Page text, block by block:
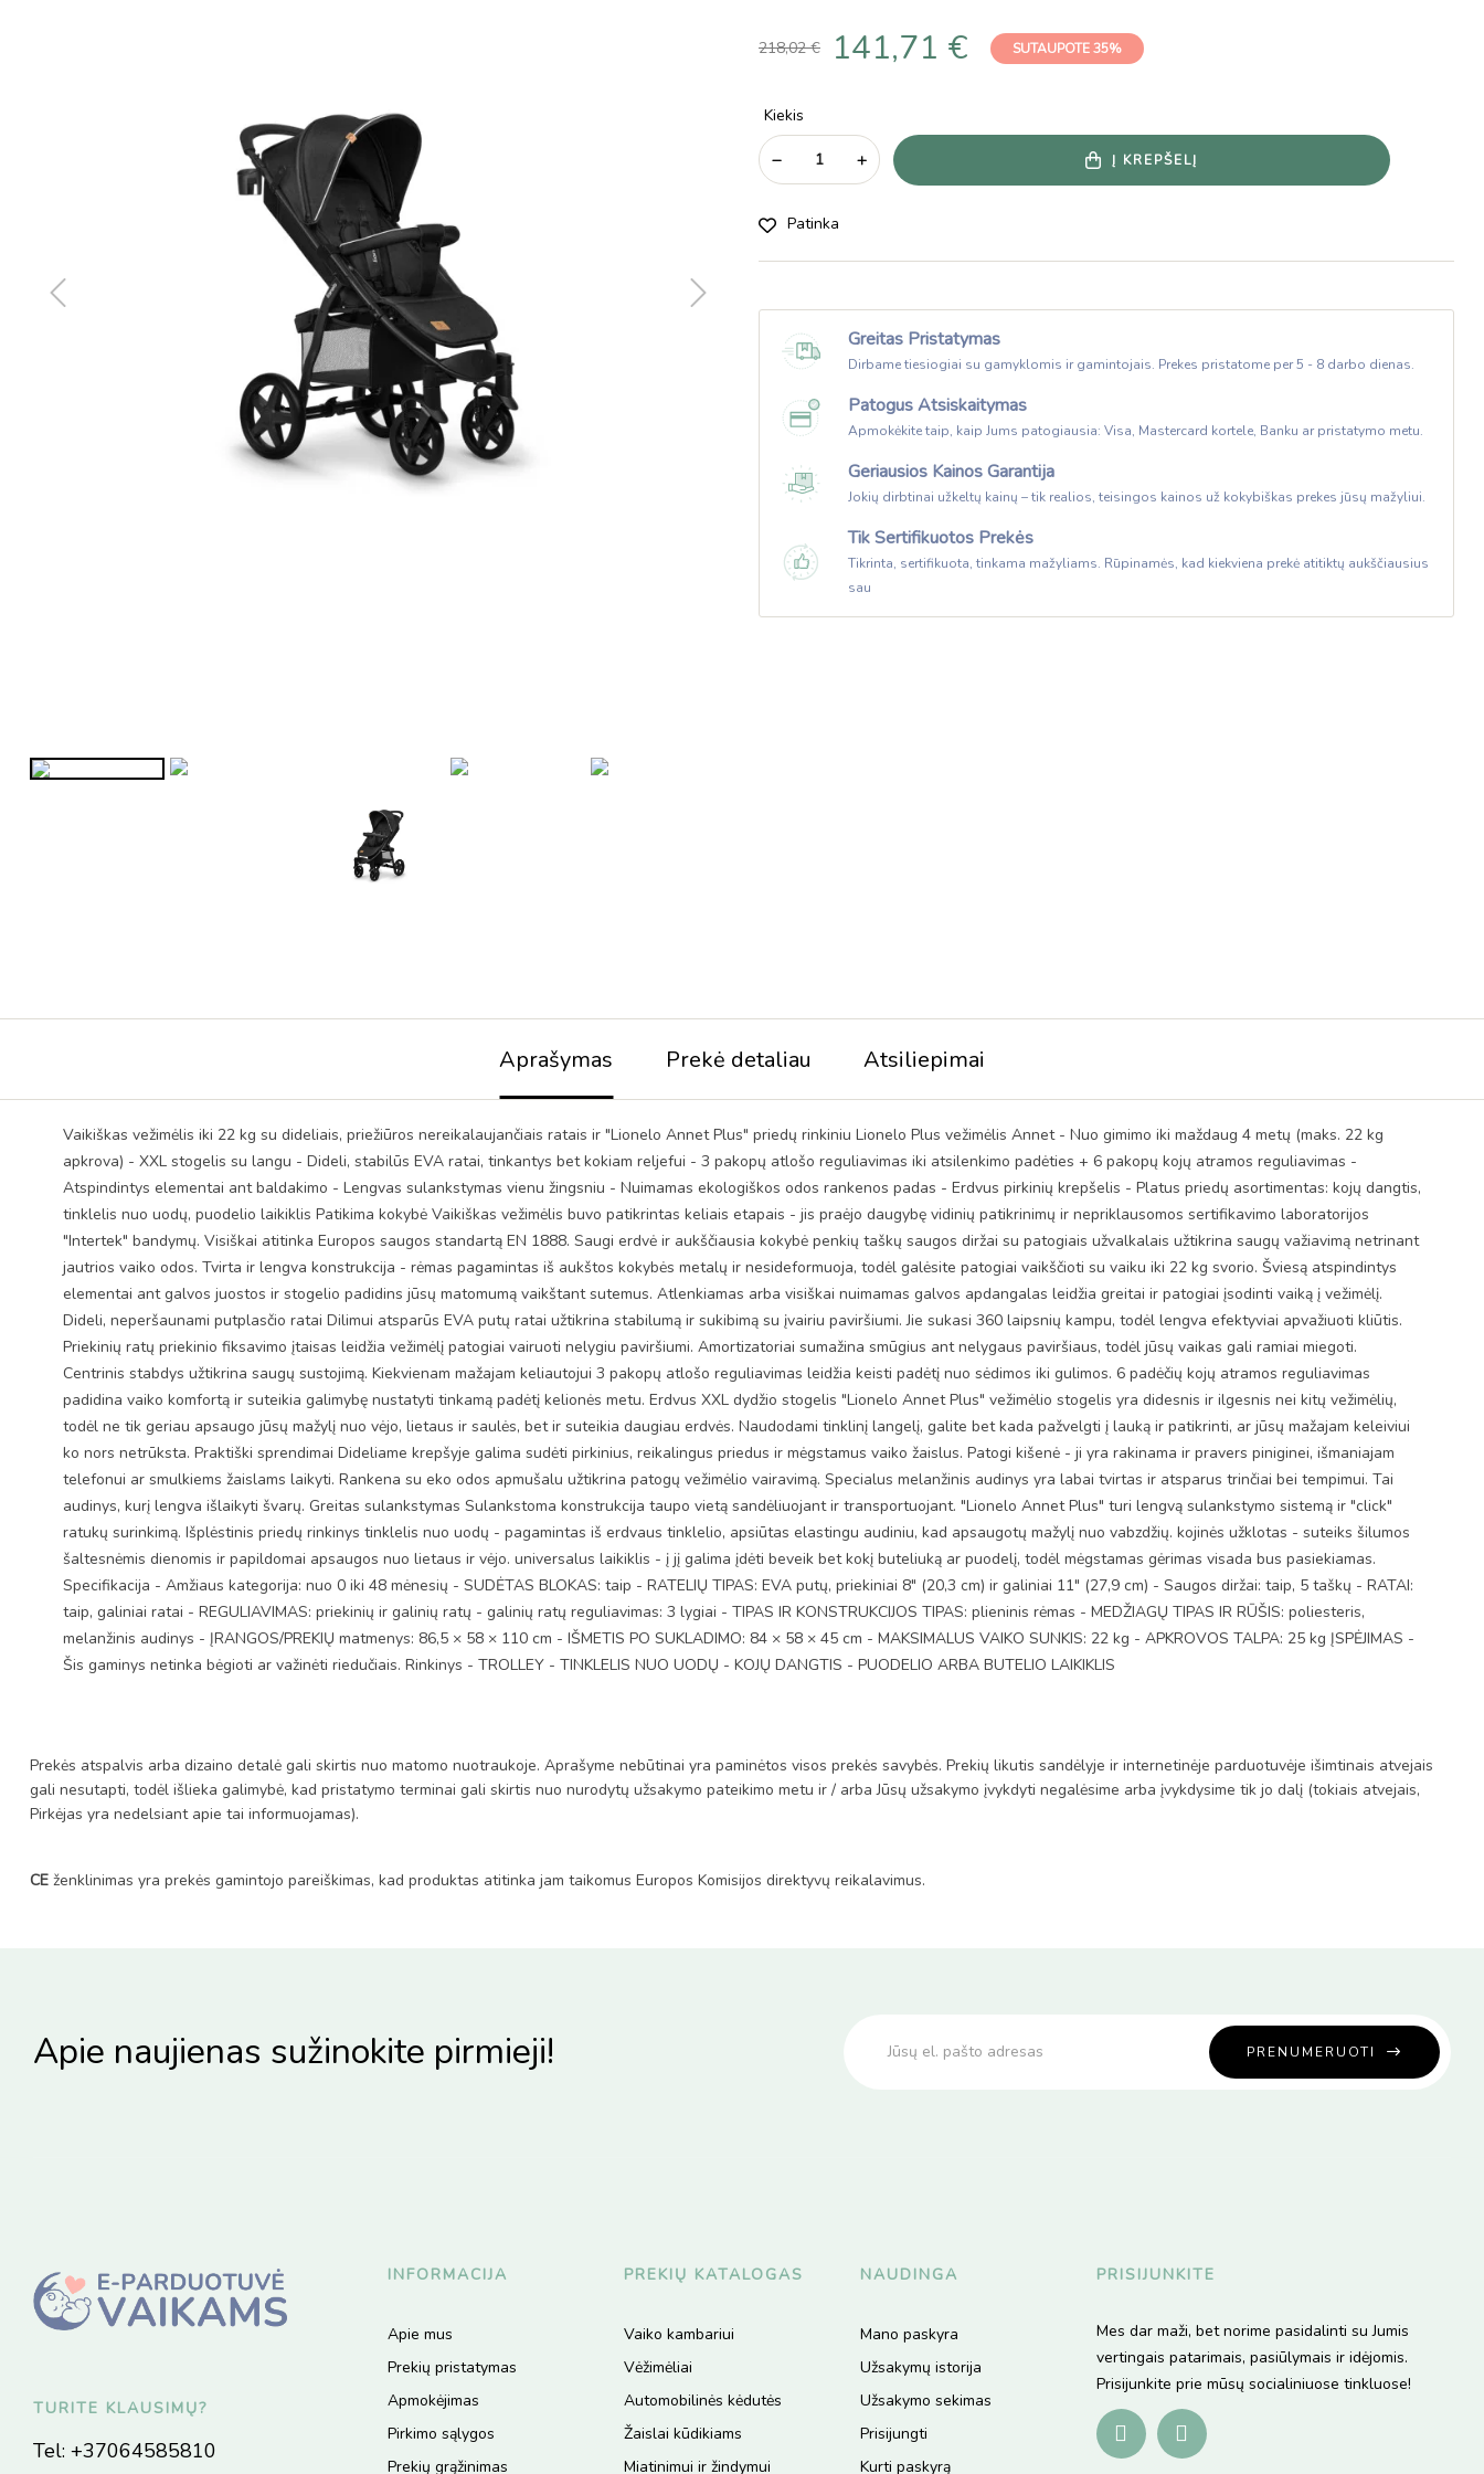
218,02 € 141,71 € SUTAUPOTE 35%
Kiekis
Į KREPŠELĮ
Patinka
Greitas Pristatymas
Dirbame tiesiogiai su gamyklomis ir gamintojais. Prekes pristatome per 5 - 8 darbo dienas.
Patogus Atsiskaitymas
Apmokėkite taip, kaip Jums patogiausia: Visa, Mastercard kortele, Banku ar pristatymo metu.
Geriausios Kainos Garantija
Jokių dirbtinai užkeltų kainų – tik realios, teisingos kainos už kokybiškas prekes jūsų mažyliui.
Tik Sertifikuotos Prekės
Tikrinta, sertifikuota, tinkama mažyliams. Rūpinamės, kad kiekviena prekė atitiktų aukščiausius
sau
Aprašymas Prekė detaliau Atsiliepimai
Vaikiškas vežimėlis iki 22 kg su dideliais, priežiūros nereikalaujančiais ratais ir "Lionelo Annet Plus" priedų rinkiniu Lionelo Plus vežimėlis Annet - Nuo gimimo iki maždaug 4 metų (maks. 22 kg
apkrova) - XXL stogelis su langu - Dideli, stabilūs EVA ratai, tinkantys bet kokiam reljefui - 3 pakopų atlošo reguliavimas iki atsilenkimo padėties + 6 pakopų kojų atramos reguliavimas -
Atspindintys elementai ant baldakimo - Lengvas sulankstymas vienu žingsniu - Nuimamas ekologiškos odos rankenos padas - Erdvus pirkinių krepšelis - Platus priedų asortimentas: kojų dangtis,
tinklelis nuo uodų, puodelio laikiklis Patikima kokybė Vaikiškas vežimėlis buvo patikrintas keliais etapais - jis praėjo daugybę vidinių patikrinimų ir nepriklausomos sertifikavimo laboratorijos
"Intertek" bandymų. Visiškai atitinka Europos saugos standartą EN 1888. Saugi erdvė ir aukščiausia kokybė penkių taškų saugos diržai su patogiais užvalkalais užtikrina saugų važiavimą netrinant
jautrios vaiko odos. Tvirta ir lengva konstrukcija - rėmas pagamintas iš aukštos kokybės metalų ir nesideformuoja, todėl galėsite patogiai vaikščioti su vaiku iki 22 kg svorio. Šviesą atspindintys
elementai ant galvos juostos ir stogelio padidins jūsų matomumą vaikštant sutemus. Atlenkiamas arba visiškai nuimamas galvos apdangalas leidžia greitai ir patogiai įsodinti vaiką į vežimėlį.
Dideli, neperšaunami putplasčio ratai Dilimui atsparūs EVA putų ratai užtikrina stabilumą ir sukibimą su įvairiu paviršiumi. Jie sukasi 360 laipsnių kampu, todėl lengva efektyviai apvažiuoti kliūtis.
Priekinių ratų priekinio fiksavimo įtaisas leidžia vežimėlį patogiai vairuoti nelygiu paviršiumi. Amortizatoriai sumažina smūgius ant nelygaus paviršiaus, todėl jūsų vaikas gali ramiai miegoti.
Centrinis stabdys užtikrina saugų sustojimą. Kiekvienam mažajam keliautojui 3 pakopų atlošo reguliavimas leidžia keisti padėtį nuo sėdimos iki gulimos. 6 padėčių kojų atramos reguliavimas
padidina vaiko komfortą ir suteikia galimybę nustatyti tinkamą padėtį kelionės metu. Erdvus XXL dydžio stogelis "Lionelo Annet Plus" vežimėlio stogelis yra didesnis ir ilgesnis nei kitų vežimėlių,
todėl ne tik geriau apsaugo jūsų mažylį nuo vėjo, lietaus ir saulės, bet ir suteikia daugiau erdvės. Naudodami tinklinį langelį, galite bet kada pažvelgti į lauką ir patikrinti, ar jūsų mažajam keleiviui
ko nors netrūksta. Praktiški sprendimai Dideliame krepšyje galima sudėti pirkinius, reikalingus priedus ir mėgstamus vaiko žaislus. Patogi kišenė - ji yra rakinama ir pravers piniginei, išmaniajam
telefonui ar smulkiems žaislams laikyti. Rankena su eko odos apmušalu užtikrina patogų vežimėlio vairavimą. Specialus melanžinis audinys yra labai tvirtas ir atsparus trinčiai bei tempimui. Tai
audinys, kurį lengva išlaikyti švarų. Greitas sulankstymas Sulankstoma konstrukcija taupo vietą sandėliuojant ir transportuojant. "Lionelo Annet Plus" turi lengvą sulankstymo sistemą ir "click"
ratukų surinkimą. Išplėstinis priedų rinkinys tinklelis nuo uodų - pagamintas iš erdvaus tinklelio, apsiūtas elastingu audiniu, kad apsaugotų mažylį nuo vabzdžių. kojinės užklotas - suteiks šilumos
šaltesnėmis dienomis ir papildomai apsaugos nuo lietaus ir vėjo. universalus laikiklis - į jį galima įdėti beveik bet kokį buteliuką ar puodelį, todėl mėgstamas gėrimas visada bus pasiekiamas.
Specifikacija - Amžiaus kategorija: nuo 0 iki 48 mėnesių - SUDĖTAS BLOKAS: taip - RATELIŲ TIPAS: EVA putų, priekiniai 8" (20,3 cm) ir galiniai 11" (27,9 cm) - Saugos diržai: taip, 5 taškų - RATAI:
taip, galiniai ratai - REGULIAVIMAS: priekinių ir galinių ratų - galinių ratų reguliavimas: 3 lygiai - TIPAS IR KONSTRUKCIJOS TIPAS: plieninis rėmas - MEDŽIAGŲ TIPAS IR RŪŠIS: poliesteris,
melanžinis audinys - ĮRANGOS/PREKIŲ matmenys: 86,5 × 58 × 110 cm - IŠMETIS PO SUKLADIMO: 84 × 58 × 45 cm - MAKSIMALUS VAIKO SUNKIS: 22 kg - APKROVOS TALPA: 25 kg ĮSPĖJIMAS -
Šis gaminys netinka bėgioti ar važinėti riedučiais. Rinkinys - TROLLEY - TINKLELIS NUO UODŲ - KOJŲ DANGTIS - PUODELIO ARBA BUTELIO LAIKIKLIS
Prekės atspalvis arba dizaino detalė gali skirtis nuo matomo nuotraukoje. Aprašyme nebūtinai yra paminėtos visos prekės savybės. Prekių likutis sandėlyje ir internetinėje parduotuvėje išimtinais atvejais
gali nesutapti, todėl išlieka galimybė, kad pristatymo terminai gali skirtis nuo nurodytų užsakymo pateikimo metu ir / arba Jūsų užsakymo įvykdyti negalėsime arba įvykdysime tik jo dalį (tokiais atvejais,
Pirkėjas yra nedelsiant apie tai informuojamas).
CE ženklinimas yra prekės gamintojo pareiškimas, kad produktas atitinka jam taikomus Europos Komisijos direktyvų reikalavimus.
Apie naujienas sužinokite pirmieji! PRENUMERUOTI
TURITE KLAUSIMŲ?
Tel: +37064585810
INFORMACIJA
Apie mus
Prekių pristatymas
Apmokėjimas
Pirkimo sąlygos
Prekių grąžinimas
PREKIŲ KATALOGAS
Vaiko kambariui
Vėžimėliai
Automobilinės kėdutės
Žaislai kūdikiams
Miatinimui ir žindymui
NAUDINGA
Mano paskyra
Užsakymų istorija
Užsakymo sekimas
Prisijungti
Kurti paskyrą
PRISIJUNKITE
Mes dar maži, bet norime pasidalinti su Jumis
vertingais patarimais, pasiūlymais ir idėjomis.
Prisijunkite prie mūsų socialiniuose tinkluose!